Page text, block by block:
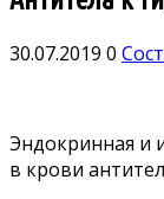
30.07.2019 0
Эндокринная и
в крови